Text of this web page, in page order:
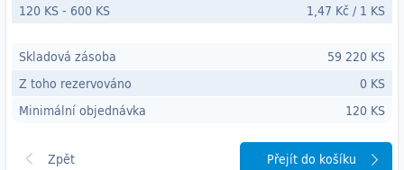
120 KS- 600 KS 1,47 Kč / 1 KS
Skladová zásoba
59 220 KS
Z toho rezervováno
0 KS
Minimální objednávka
120 KS
Přejít do košíku